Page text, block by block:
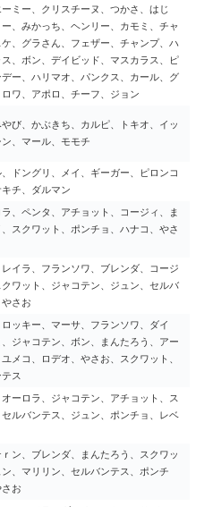
ミー、クリスチーヌ、つかさ、はじ
、みかっち、ヘンリー、カモミ、チャ
、グラさん、フェザー、チャンプ、ハ
、ボン、デイビッド、マスカラス、ピ
ー、ハリマオ、パンクス、カール、グ
ワ、アポロ、チーフ、ジョン
び、かぶきち、カルピ、トキオ、イッ
、マール、モモチ
、ドングリ、メイ、ギーガー、ピロンコ
チ、ダルマン
、ペンタ、アチョット、コージィ、ま
スクワット、ポンチョ、ハナコ、やさ
イラ、フランソワ、ブレンダ、コージ
ワット、ジャコテン、ジュン、セルバ
さお
ッキー、マーサ、フランソワ、ダイ
ジャコテン、ボン、まんたろう、アー
メコ、ロデオ、やさお、スクワット、
ス
ーロラ、ジャコテン、アチョット、ス
ルバンテス、ジュン、ポンチョ、レベ
ン、ブレンダ、まんたろう、スクワッ
ン、マリリン、セルバンテス、ポンチ
お